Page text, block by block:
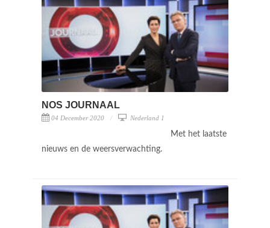
NOS JOURNAAL
04 December 2020 Nederland 1
Met het laatste
nieuws en de weersverwachting.